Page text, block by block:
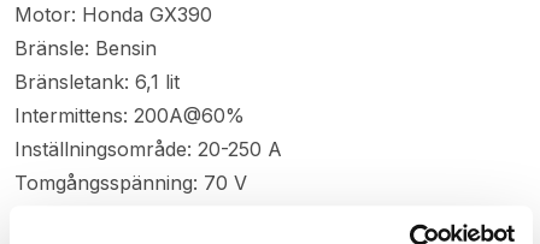
Motor: Honda GX390
Bränsle: Bensin
Bränsletank: 6,1 lit
Intermittens: 200A@60%
Inställningsområde: 20-250 A
Tomgångsspänning: 70 V